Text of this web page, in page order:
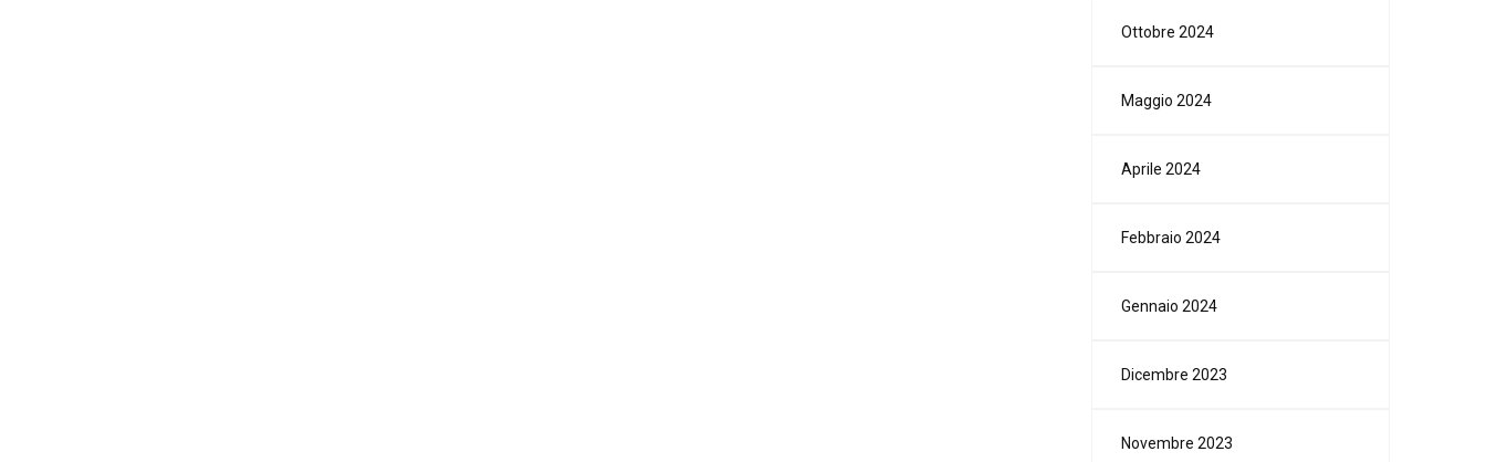
Ottobre 2024
Maggio 2024
Aprile 2024
Febbraio 2024
Gennaio 2024
Dicembre 2023
Novembre 2023